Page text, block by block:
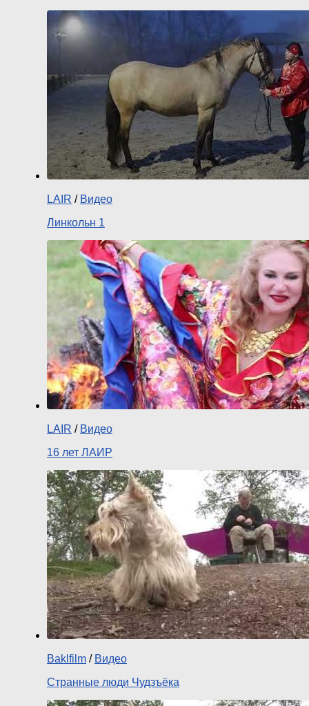
LAIR / Видео
Линкольн 1
LAIR / Видео
16 лет ЛАИР
Baklfilm / Видео
Странные люди Чудзъёка